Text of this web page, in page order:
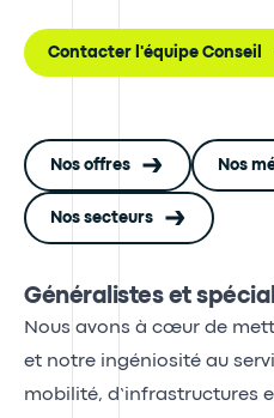
Contacter l'équipe Conseil
Nos offres Nos
Nos secteurs
Généralistes et
Nous avons à cœur de
et notre ingéniosité au
mobilité, d’infrastructures